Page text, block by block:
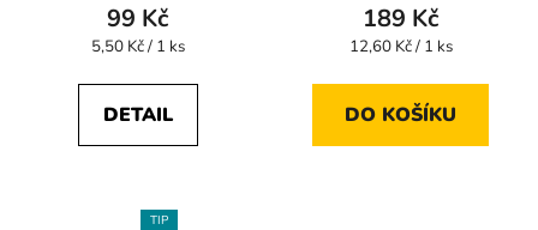
99 Kč
Měrná
5,50 Kč / 1 ks
DETAIL
189 Kč
Měrná
12,60 Kč / 1 ks
DO KOŠÍKU
TIP